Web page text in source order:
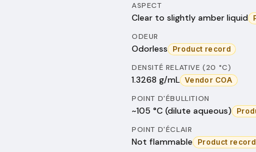
ASPECT
Clear to slightly amber liquid
ODEUR
Odorless Product record
DENSITÉ RELATIVE (20 °C)
1.3268 g/mL Vendor COA
POINT D'ÉBULLITION
~105 °C (dilute aqueous)
POINT D'ÉCLAIR
Not flammable Product record